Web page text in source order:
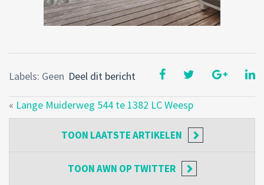
Deel dit bericht
Labels: Geen
« Lange Muiderweg 544 te 1382 LC Weesp
TOON LAATSTE ARTIKELEN
TOONAWN OP TWITTER